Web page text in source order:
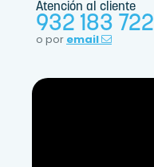
Atención al cliente
932 183 722
o por email